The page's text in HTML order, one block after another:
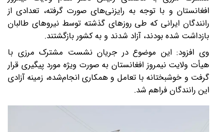
افغانستان و با توجه به رایزنی‌های صورت گرفته، تعدادی از
رانندگان ایرانی که طی روز‌های گذشته توسط نیرو‌های طالبان
بازداشت شده بودند، آزاد شدند و به کشور بازگشتند.
وی افزود: این موضوع در جریان نشست مشترک مرزی با
هیأت ولایت نیمروز افغانستان به صورت ویژه مورد پیگیری قرار
گرفت و خوشبختانه با تعامل و همکاری انجام‌شده، زمینه آزادی
این رانندگان فراهم شد.